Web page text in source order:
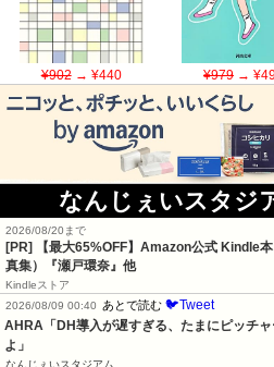
¥902→ ¥440 ¥979→
なんじぇいスタジ
2026/08/20まで
[PR]
【最大65%OFF】Amazon公式 Kindle
真集）『瀬戸環奈』他
Kindleストア
2026/08/09 00:40
あとで読む 🐦Tweet
AHRA「DH導入が遅すぎる、たまにピッチ
よ」
なんじぇいスタジアム